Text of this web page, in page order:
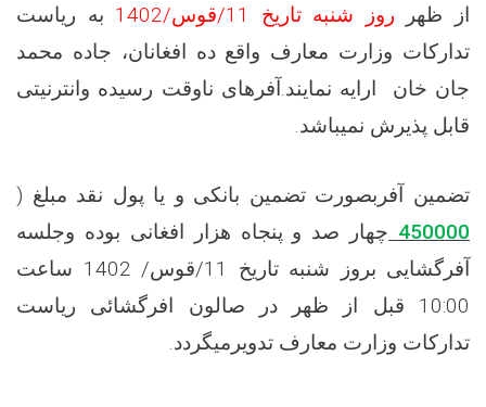
از ظهر روز شنبه تاریخ 11
/قوس/1402
به ریاست
تدارکات وزارت معارف واقع ده افغانان، جاده محمد
جان خان ارایه نمایند.آفرهای ناوقت رسیده وانترنیتی
قابل پذیرش نمیباشد
تضمین آفربصورت تضمین بانکی و یا پول نقد مبلغ (
450000 چهار صد و پنجاه هزار افغانی بوده وجلسه
آفرگشایی بروز شنبه تاریخ
11/
قوس/ 1402 ساعت
10:00 قبل از ظهر در صالون افرگشائی ریاست
تدارکات وزارت معارف تدویرمیگردد